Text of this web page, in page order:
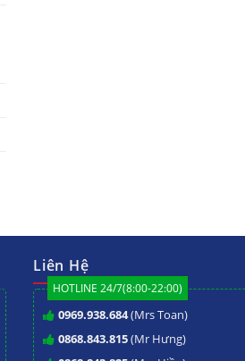
Liên Hệ
HOTLINE 24/7(8:00-22:00)
0969.938.684(Mrs Toan)
0868.843.815(Mr Hưng)